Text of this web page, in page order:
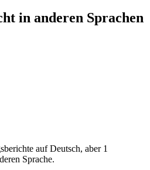
in anderen Sprachen
auf Deutsch, aber 1
Sprache.